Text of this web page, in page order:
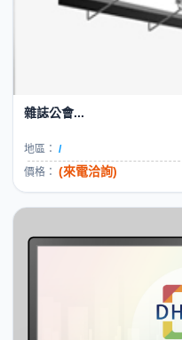
雜誌公會...
地區： /
價格： (來電洽詢)